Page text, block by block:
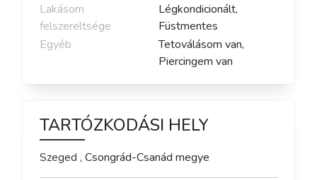
Lakásom
felszereltsége
Légkondicionált,
Füstmentes
Egyéb
Tetoválásom van,
Piercingem van
TARTÓZKODÁSI HELY
Szeged , Csongrád-Csanád megye